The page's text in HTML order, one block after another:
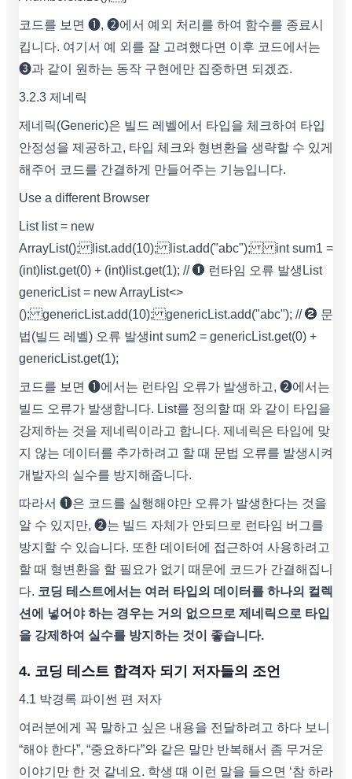
코드를 보면 ➊, ➋에서 예외 처리를 하여 함수를 종료시
킵니다. 여기서 예 외를 잘 고려했다면 이후 코드에서는
➌과 같이 원하는 동작 구현에만 집중하면 되겠죠.
3.2.3 제네릭
제네릭(Generic)은 빌드 레벨에서 타입을 체크하여 타입
안정성을 제공하고, 타입 체크와 형변환을 생략할 수 있게
해주어 코드를 간결하게 만들어주는 기능입니다.
Use a different Browser
List list = new
ArrayList(); list.add(10); list.add("abc"); int sum1 =
(int)list.get(0) + (int)list.get(1); // ➊ 런타임 오류 발생 List
genericList = new ArrayList<>
(); genericList.add(10); genericList.add("abc"); // ➋ 문
법(빌드 레벨) 오류 발생 int sum2 = genericList.get(0) +
genericList.get(1);
코드를 보면 ➊에서는 런타임 오류가 발생하고, ➋에서는
빌드 오류가 발생합니다. List를 정의할 때 와 같이 타입을
강제하는 것을 제네릭이라고 합니다. 제네릭은 타입에 맞
지 않는 데이터를 추가하려고 할 때 문법 오류를 발생시켜
개발자의 실수를 방지해줍니다.
따라서 ➊은 코드를 실행해야만 오류가 발생한다는 것을
알 수 있지만, ➋는 빌드 자체가 안되므로 런타임 버그를
방지할 수 있습니다. 또한 데이터에 접근하여 사용하려고
할 때 형변환을 할 필요가 없기 때문에 코드가 간결해집니
다. 코딩 테스트에서는 여러 타입의 데이터를 하나의 컬렉
션에 넣어야 하는 경우는 거의 없으므로 제네릭으로 타입
을 강제하여 실수를 방지하는 것이 좋습니다.
4. 코딩 테스트 합격자 되기 저자들의 조언
4.1 박경록 파이썬 편 저자
여러분에게 꼭 말하고 싶은 내용을 전달하려고 하다 보니
“해야 한다”, “중요하다”와 같은 말만 반복해서 좀 무거운
이야기만 한 것 같네요. 학생 때 이런 말을 들으면 ‘참 하라